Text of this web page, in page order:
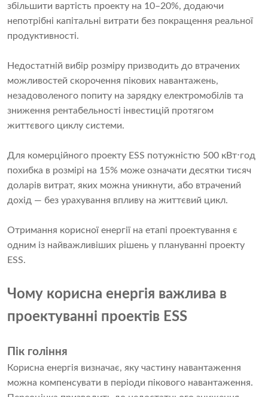
збільшити вартість проекту на 10–20%, додаючи
непотрібні капітальні витрати без покращення реальної
продуктивності.
Недостатній вибір розміру призводить до втрачених
можливостей скорочення пікових навантажень,
незадоволеного попиту на зарядку електромобілів та
зниження рентабельності інвестицій протягом
життєвого циклу системи.
Для комерційного проекту ESS потужністю 500 кВт⋅год
похибка в розмірі на 15% може означати десятки тисяч
доларів витрат, яких можна уникнути, або втрачений
дохід — без урахування впливу на життєвий цикл.
Отримання корисної енергії на етапі проектування є
одним із найважливіших рішень у плануванні проекту
ESS.
Чому корисна енергія важлива в
проектуванні проектів ESS
Пік гоління
Корисна енергія визначає, яку частину навантаження
можна компенсувати в періоди пікового навантаження.